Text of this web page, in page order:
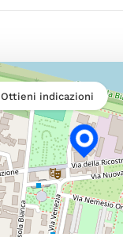
Ottieni indicazioni